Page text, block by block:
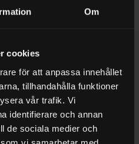
Om
cookies
för att anpassa innehållet
tillhandahålla funktioner
vår trafik. Vi
identifierare och annan
de sociala medier och